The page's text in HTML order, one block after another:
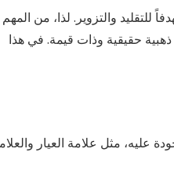
للتقليد والتزوير. لذا، من المهم
حقيقية وذات قيمة. في هذا
عليه، مثل علامة العيار